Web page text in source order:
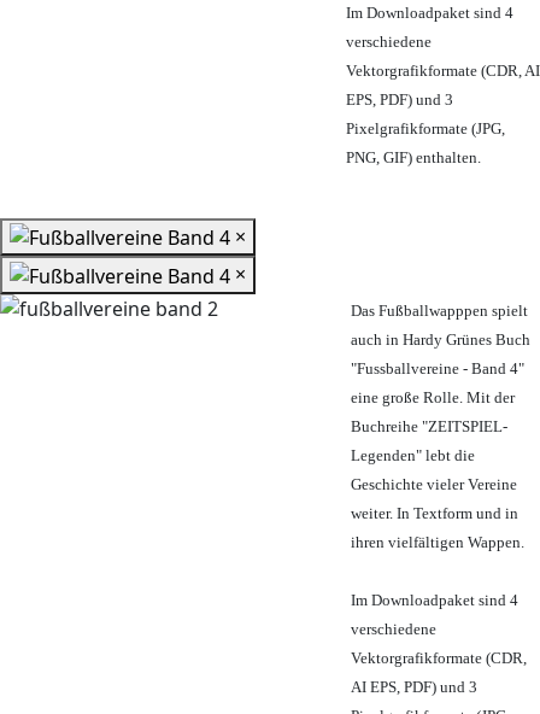
Im Downloadpaket sind 4
verschiedene
Vektorgrafikformate (CDR, AI
EPS, PDF) und 3
Pixelgrafikformate (JPG,
PNG, GIF) enthalten.
×
×
Das Fußballwapppen spielt
auch in Hardy Grünes Buch
"Fussballvereine - Band 4"
eine große Rolle. Mit der
Buchreihe "ZEITSPIEL-
Legenden" lebt die
Geschichte vieler Vereine
weiter. In Textform und in
ihren vielfältigen Wappen.
Im Downloadpaket sind 4
verschiedene
Vektorgrafikformate (CDR,
AI EPS, PDF) und 3